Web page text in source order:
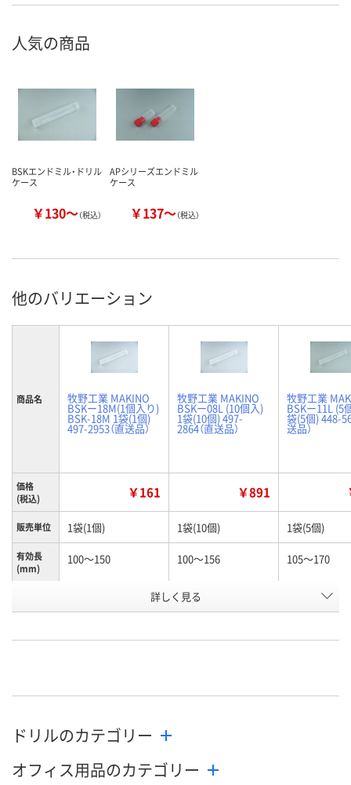
人気の商品
BSKエンドミル・ドリル
ケース
￥130～（税込）
APシリーズエンドミル
ケース
￥137～（税込）
他のバリエーション
商品名 牧野工業 MAKINO
BSKー18M(1個入り)
BSK-18M 1袋(1個)
497-2953（直送品）
牧野工業 MAKINO
BSKー08L (10個入)
1袋(10個) 497-
2864（直送品）
牧野工業
BSKー11L (5
袋(5個) 448-
送品）
価格
(税込)
￥161 ￥891
販売単位 1袋(1個) 1袋(10個) 1袋(5個)
有効長
(mm)
100～150 100～156 105～170
N261156 K960603
カゴへ
詳しく見る
ドリルのカテゴリー
オフィス用品のカテゴリー